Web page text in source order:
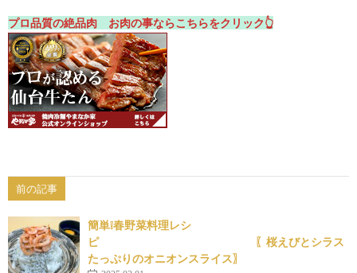
プロ品質の絶品肉 お肉の事ならこちらをクリック👆
前の記事
簡単❕春野菜料理レシ
ピ 〖桜えびとシラス
たっぷりのオニオンスライス〗